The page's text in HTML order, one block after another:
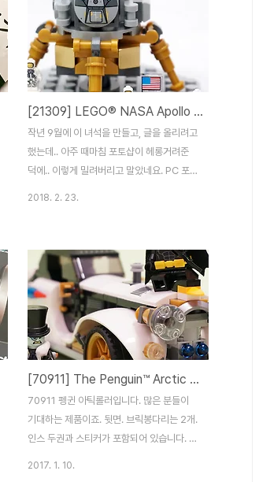
[21309] LEGO® NASA Apollo Saturn V / 레고® NASA 아폴로 새턴 V
작년 9월에 이 녀석을 만들고, 글을 올리려고
했는데.. 아주 때마침 포토샵이 헤롱거려준
덕에.. 이렇게 밀려버리고 말았네요. PC 포맷
온 놀라운 제품. 그게 바로 21309 NASA 아
폴로 새턴V 입니다. 아이디어의 흔치 않은 대
형 제품이라는 점과, 아폴로 새턴이라는 주목
성 높은 소재라는 것은 이 제품을 기다리는
사람이 많아지게 만든 이유였죠. 사실
SATURN V 라는 명칭은, 단 한번의 발사를
기념하는 것으로는 부족합니다. 약 8년간 사
용되어 온 이름이고, 아폴로 11호 발사까지는
정말 많은 일들이 있었기 때문이..
2018. 2. 23.
[70911] The Penguin™ Arctic Roller / 펭귄맨™의 아틱 롤러
70911 펭귄 아틱롤러입니다. 많은 분들이
기대하는 제품이죠. 뒷면. 브릭봉다리는 2개.
인스 두권과 스티커가 포함되어 있습니다. 배
2017. 1. 10.